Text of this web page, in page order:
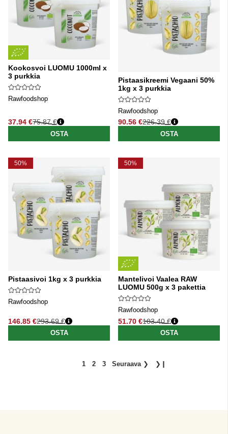
Kookosvoi LUOMU 1000ml x
3 purkkia
Rawfoodshop
37.94 €
Normaali hinta
75.87 €
OSTA
Pistaasikreemi Vegaani 50%
1kg x 3 purkkia
Rawfoodshop
90.56 €
Normaali hinta
226.39 €
OSTA
50%
Pistaasivoi 1kg x 3 purkkia
Rawfoodshop
146.85 €
Normaali hinta
293.69 €
OSTA
50%
Mantelivoi Vaalea RAW
LUOMU 500g x 3 pakettia
Rawfoodshop
51.70 €
Normaali hinta
103.40 €
OSTA
1 2 3 Seuraava ❯ ❯❙